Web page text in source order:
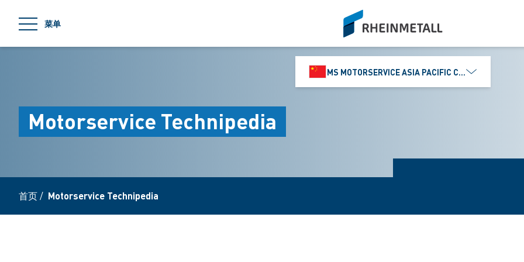
菜单
siteLogo
MS MOTORSERVICE ASIA PACIFIC CO., LTD.
Motorservice Technipedia
首页/ Motorservice Technipedia